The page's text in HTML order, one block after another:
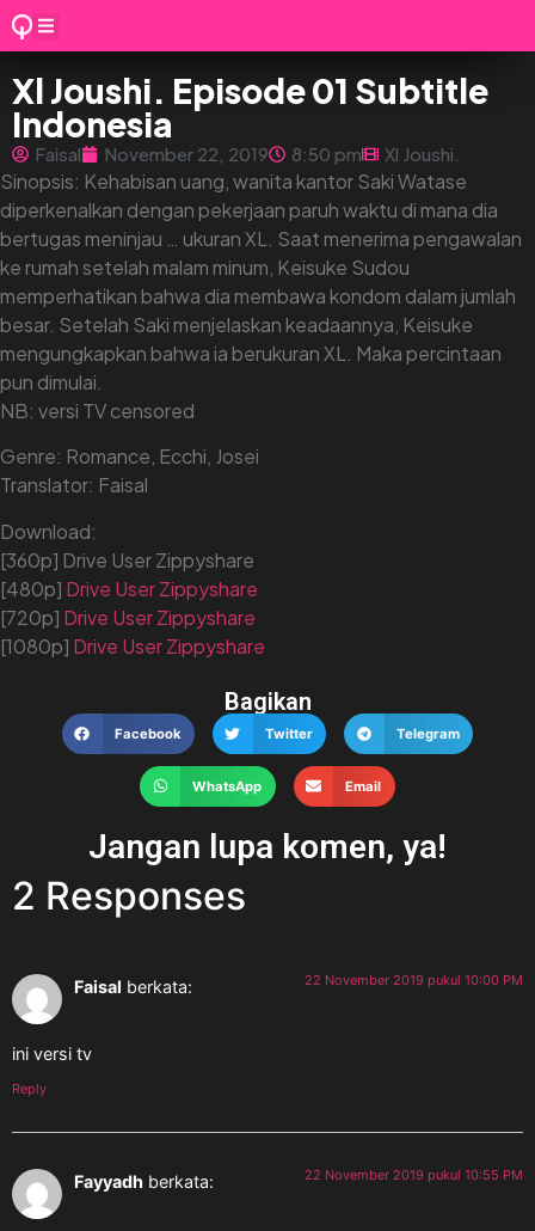
Xl Joushi. Episode 01 Subtitle
Indonesia
Faisal November 22, 2019 8:50 pm Xl Joushi.
Sinopsis: Kehabisan uang, wanita kantor Saki Watase
diperkenalkan dengan pekerjaan paruh waktu di mana dia
bertugas meninjau … ukuran XL. Saat menerima pengawalan
ke rumah setelah malam minum, Keisuke Sudou
memperhatikan bahwa dia membawa kondom dalam jumlah
besar. Setelah Saki menjelaskan keadaannya, Keisuke
mengungkapkan bahwa ia berukuran XL. Maka percintaan
pun dimulai.
NB: versi TV censored
Genre: Romance, Ecchi, Josei
Translator: Faisal
Download:
[360p] Drive User Zippyshare
[480p] Drive UserZippyshare
[720p] Drive UserZippyshare
[1080p] Drive UserZippyshare
Bagikan
Facebook Twitter Telegram
WhatsApp Email
Jangan lupa komen, ya!
2 Responses
Faisal berkata: 22 November 2019 pukul 10:00 PM
ini versi tv
Reply
Fayyadh berkata: 22 November 2019 pukul 10:55 PM